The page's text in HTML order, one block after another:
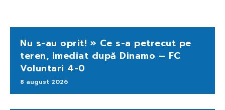
Nu s-au oprit! » Ce s-a petrecut pe
teren, imediat după Dinamo – FC
Voluntari 4-0
8 august 2026